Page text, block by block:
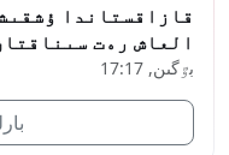
قازاقستاندا
العاش رەت
بٷگىن, 17:17